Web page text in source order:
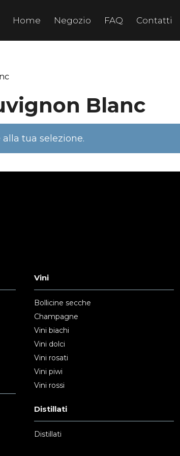
Home Negozio FAQ Contatti
Blanc
tua selezione.
Vini
Bollicine secche
Champagne
Vini biachi
Vini dolci
Vini rosati
Vini piwi
Vini rossi
Distillati
Distillati